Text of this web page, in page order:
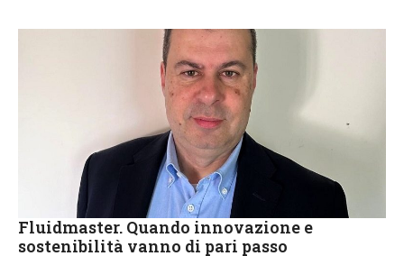
Fluidmaster. Quando innovazione e
sostenibilità vanno di pari passo